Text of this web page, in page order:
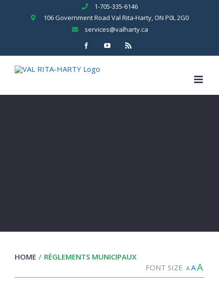
1-705-335-6146
106 Government Road Val Rita-Harty, ON P0L 2G0
services@valharty.ca
FacebookYouTubeRss
HOME / RÈGLEMENTS MUNICIPAUX
FONT SIZE A AA